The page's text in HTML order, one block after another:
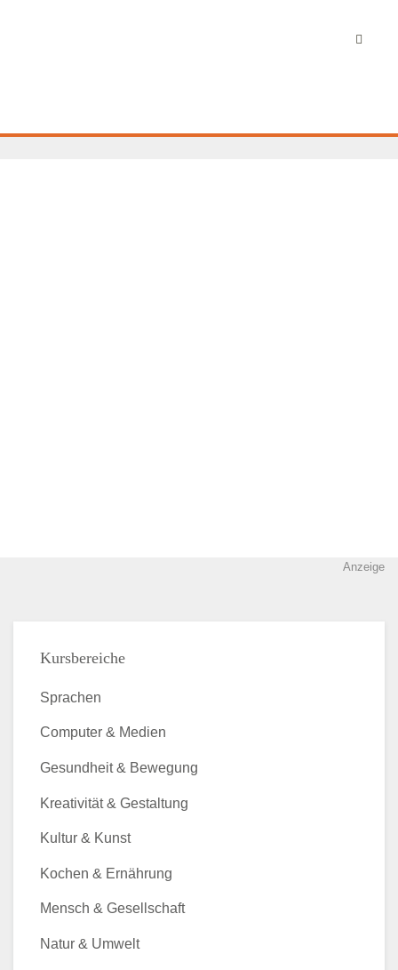
Anzeige
Kursbereiche
Sprachen
Computer & Medien
Gesundheit & Bewegung
Kreativität & Gestaltung
Kultur & Kunst
Kochen & Ernährung
Mensch & Gesellschaft
Natur & Umwelt